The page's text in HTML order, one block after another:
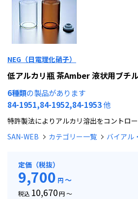
NEG（日電理化硝子）
低アルカリ瓶 茶Amber 液状用ブチ
6種類の製品があります
84-1951,84-1952,84-1953他
特許製法によりアルカリ溶出をコントロー
SAN-WEB
カテゴリー一覧 バイアル
定価（税抜）
9,700 円～
税込 10,670円 ～